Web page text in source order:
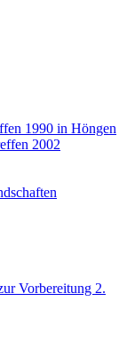
1990 in Höngen
2002
Vorbereitung 2.